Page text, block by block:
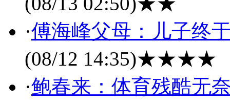
·傅海峰父母：儿子终
(08/12 14:35)★★★★
·鲍春来：体育残酷无